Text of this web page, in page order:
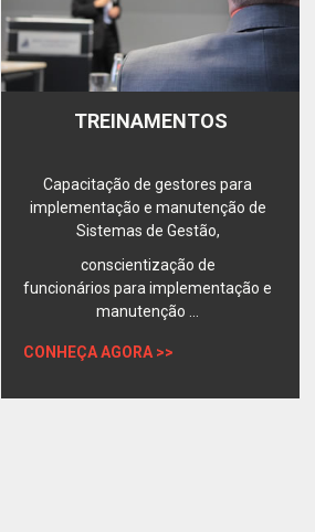
TREINAMENTOS
Capacitação de gestores para
implementação e manutenção de
Sistemas de Gestão,
conscientização de
funcionários para implementação e
manutenção ...
CONHEÇA AGORA >>